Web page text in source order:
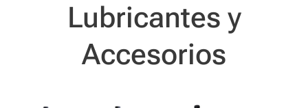
Lubricantes y
Accesorios